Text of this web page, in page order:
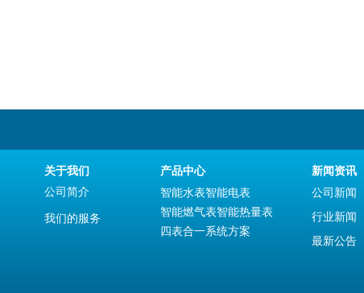
产品中心
智能水表智能电表
智能燃气表智能热量表
四表合一系统方案
新闻资讯
公司新闻
行业新闻
最新公告
关于我们
公司简介
我们的服务